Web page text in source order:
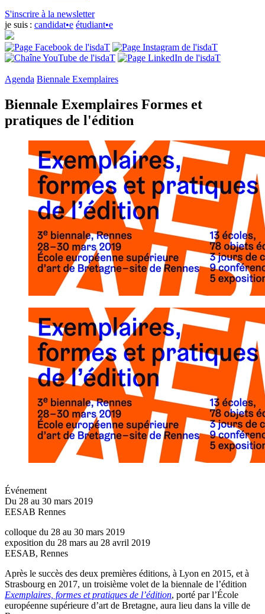
S'inscrire à la newsletter
je suis : candidat•e étudiant•e
Agenda Biennale Exemplaires
Biennale Exemplaires Formes et
pratiques de l'édition
Événement
Du 28 au 30 mars 2019
EESAB Rennes
colloque du 28 au 30 mars 2019
exposition du 28 mars au 28 avril 2019
EESAB, Rennes
Après le succès des deux premières éditions, à Lyon en 2015, et à
Strasbourg en 2017, un troisième volet de la biennale de l’édition
Exemplaires, formes et pratiques de l’édition, porté par l’École
européenne supérieure d’art de Bretagne, aura lieu dans la ville de